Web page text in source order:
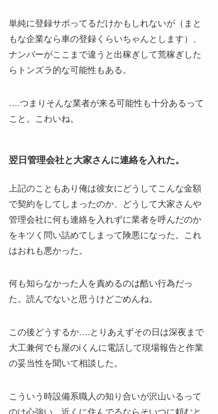
単純に登録サボってるだけかもしれないが（まと
もな企業なら車の登録くらいちゃんとします）、
ナンバーがここまで違うと出稼ぎして荒稼ぎした
らトンズラ的な可能性もある。
….つまりそんな業者が来る可能性も十分あるって
こと。こわいね。
翌日管理会社と大家さんに連絡を入れた。
上記のこともあり俺は彼女にどうしてこんな金額
で契約をしてしまったのか、どうして大家さんや
管理会社に何も連絡を入れずに業者を呼んだのか
をキツく問い詰めてしまって険悪になった。これ
はおれも悪かった。
何も知らなかった人を責めるのは酷い行為だっ
た。読んでないと思うけどごめんね。
この後どうするか….とりあえずその日は深夜まで
大工兼何でも屋のiくんに電話して現場報告と作業
の妥当性を聞いて相談した。
こういう時設備系職人の知り合いが沢山いるって